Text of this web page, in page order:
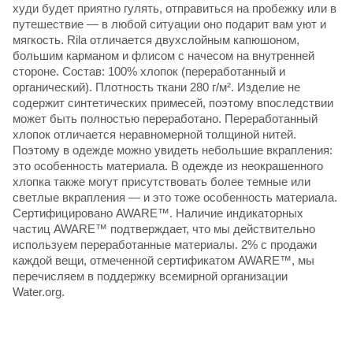
худи будет приятно гулять, отправиться на пробежку или в
путешествие — в любой ситуации оно подарит вам уют и
мягкость. Rila отличается двухслойным капюшоном,
большим карманом и флисом с начесом на внутренней
стороне. Состав: 100% хлопок (переработанный и
органический). Плотность ткани 280 г/м². Изделие не
содержит синтетических примесей, поэтому впоследствии
может быть полностью переработано. Переработанный
хлопок отличается неравномерной толщиной нитей.
Поэтому в одежде можно увидеть небольшие вкрапления:
это особенность материала. В одежде из неокрашенного
хлопка также могут присутствовать более темные или
светлые вкрапления — и это тоже особенность материала.
Сертифицировано AWARE™. Наличие индикаторных
частиц AWARE™ подтверждает, что мы действительно
используем переработанные материалы. 2% с продажи
каждой вещи, отмеченной сертификатом AWARE™, мы
перечисляем в поддержку всемирной организации
Water.org.